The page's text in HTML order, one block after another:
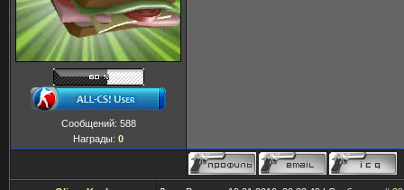
Сообщений: 588
Награды: 0